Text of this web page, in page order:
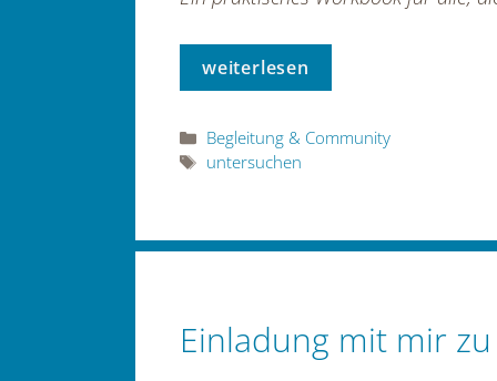
weiterlesen
Kategorien
Begleitung & Community
Schlagwörter
untersuchen
Einladung mit mir